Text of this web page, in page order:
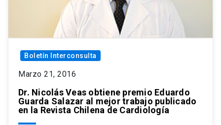
Boletín Interconsulta
Marzo 21, 2016
Dr. Nicolás Veas obtiene premio Eduardo
Guarda Salazar al mejor trabajo publicado
en la Revista Chilena de Cardiología